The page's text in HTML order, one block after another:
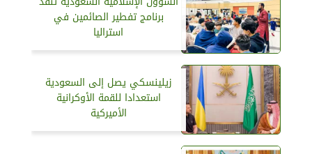
برنامج تفطير الصائمين في
استراليا
زيلينسكي يصل إلى السعودية
استعدادا للقمة الأوكرانية
الأميركية